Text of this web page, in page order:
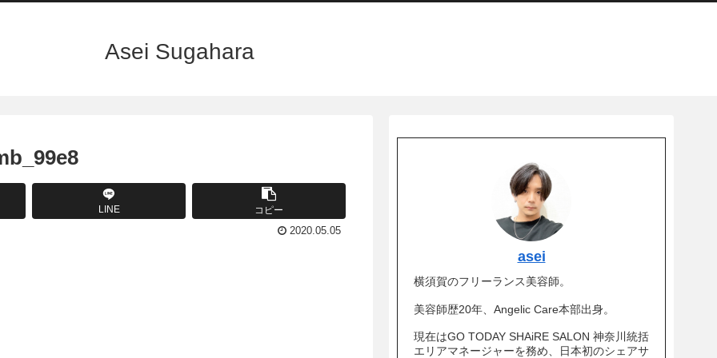
Asei Sugahara
LINE
コピー
2020.05.05
asei
横須賀のフリーランス美容師。
美容師歴20年、Angelic Care本部出身。
現在はGO TODAY SHAiRE SALON 神奈川統括
エリアマネージャーを務め、日本初のシェアサ